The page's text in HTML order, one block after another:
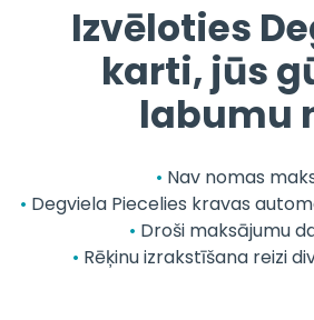
Izvēloties
karti, jūs
labumu
Nav nomas
Degviela Piecelies kravas
Droši maksājumu
Rēķinu izrakstīšana reizi